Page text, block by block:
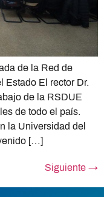
de la Red de
Estado El rector Dr.
de la RSDUE
de todo el país.
la Universidad del
[…]
Siguiente →